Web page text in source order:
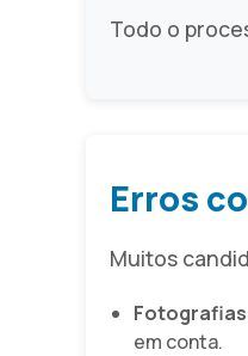
Todo o
Erros
Muitos
em conta.